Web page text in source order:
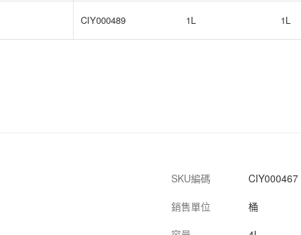
CIY000489 1L 1L
SKU編碼
CIY000467
銷售單位
桶